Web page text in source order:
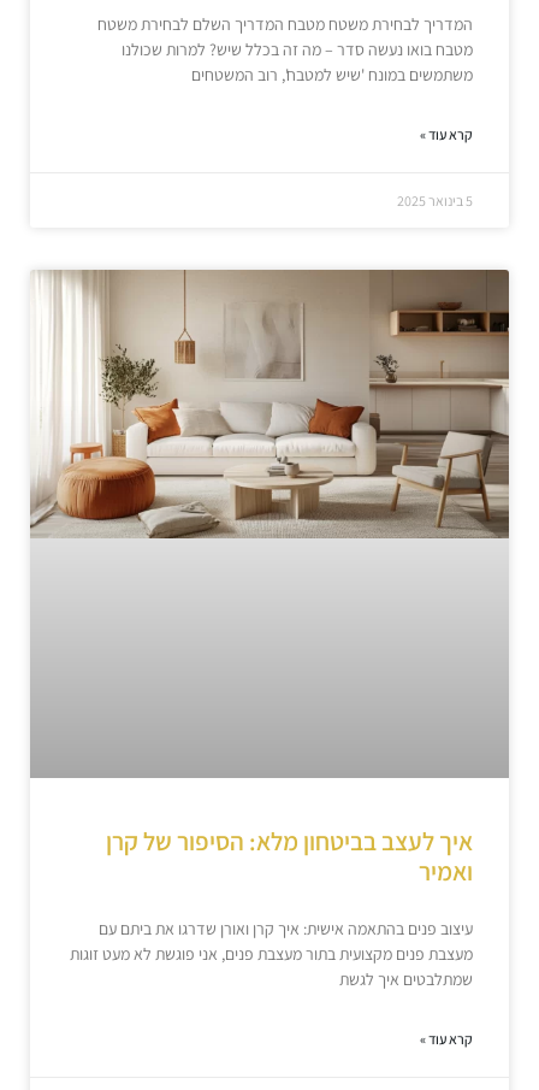
המדריך לבחירת משטח מטבח המדריך השלם לבחירת משטח
מטבח בואו נעשה סדר – מה זה בכלל שיש? למרות שכולנו
משתמשים במונח 'שיש למטבח', רוב המשטחים
קרא עוד »
5 בינואר 2025
איך לעצב בביטחון מלא: הסיפור של קרן
ואמיר
עיצוב פנים בהתאמה אישית: איך קרן ואורן שדרגו את ביתם עם
מעצבת פנים מקצועית בתור מעצבת פנים, אני פוגשת לא מעט זוגות
שמתלבטים איך לגשת
קרא עוד »